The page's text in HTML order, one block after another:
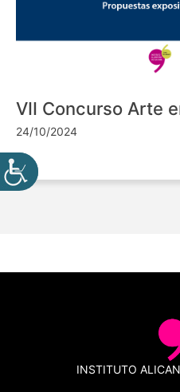
VII Concurso Arte
24/10/2024
INSTITUTO